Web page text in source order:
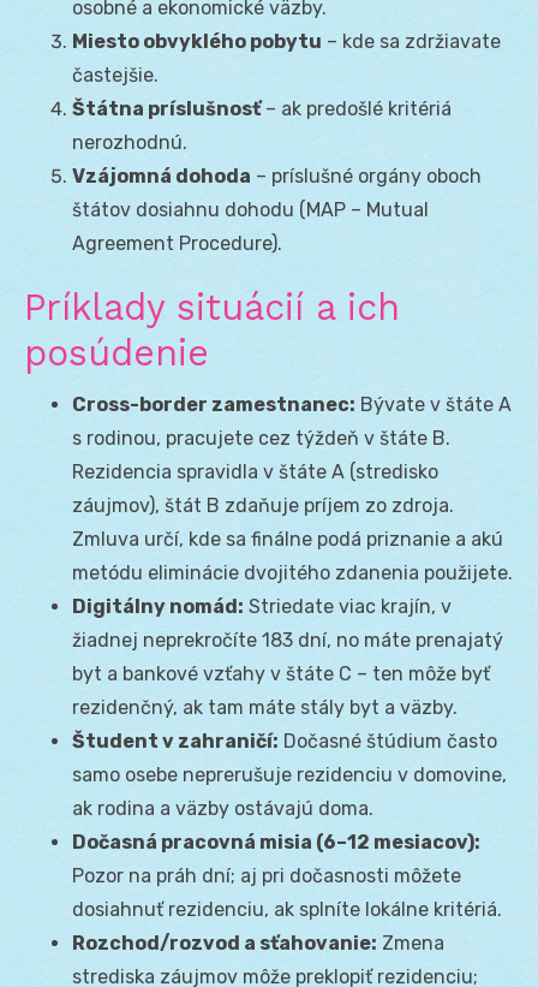
osobné a ekonomické väzby.
Miesto obvyklého pobytu – kde sa zdržiavate
častejšie.
Štátna príslušnosť– ak predošlé kritériá
nerozhodnú.
Vzájomná dohoda – príslušné orgány oboch
štátov dosiahnu dohodu (MAP – Mutual
Agreement Procedure).
Príklady situácií a ich
posúdenie
Cross-border zamestnanec: Bývate v štáte A
s rodinou, pracujete cez týždeň v štáte B.
Rezidencia spravidla v štáte A (stredisko
záujmov), štát B zdaňuje príjem zo zdroja.
Zmluva určí, kde sa finálne podá priznanie a akú
metódu eliminácie dvojitého zdanenia použijete.
Digitálny nomád: Striedate viac krajín, v
žiadnej neprekročíte 183 dní, no máte prenajatý
byt a bankové vzťahy v štáte C – ten môže byť
rezidenčný, ak tam máte stály byt a väzby.
Študent v zahraničí: Dočasné štúdium často
samo osebe neprerušuje rezidenciu v domovine,
ak rodina a väzby ostávajú doma.
Dočasná pracovná misia (6–12 mesiacov):
Pozor na práh dní; aj pri dočasnosti môžete
dosiahnuť rezidenciu, ak splníte lokálne kritériá.
Rozchod/rozvod a sťahovanie: Zmena
strediska záujmov môže preklopiť rezidenciu;